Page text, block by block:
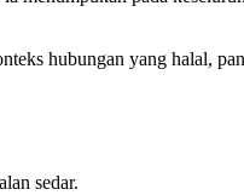
hubungan yang halal,
sedar.